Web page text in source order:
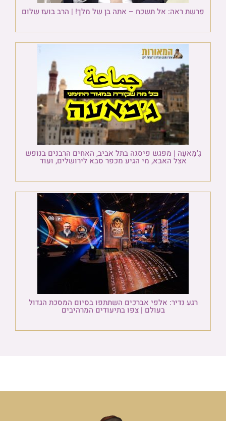
פרשת ראה: אל תשכח – אתה בן של מלך! | הרב בועז שלום
גַ'מַאעַה | מפגש פיסגה בתל אביב, האחים הרבנים בנופש
אצל האבא, מי הגיע מכפר סבא לירושלים, ועוד
רגע נדיר: אלפי אברכים השתתפו בסיום המסכת הגדול
בעולם | צפו בתיעודים המרהיבים